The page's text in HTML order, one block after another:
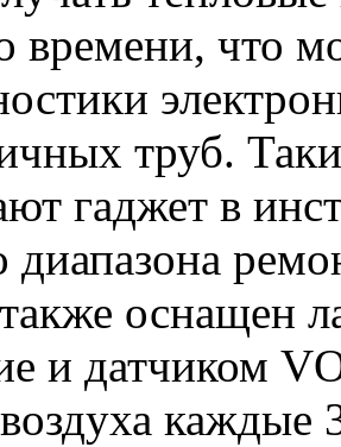
времени, что
труб.
гаджет в
диапазона
оснащен
и датчиком
каждые